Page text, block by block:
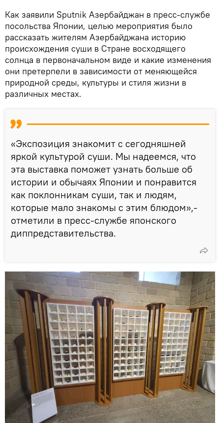
Как заявили Sputnik Азербайджан в пресс-службе
посольства Японии, целью мероприятия было
рассказать жителям Азербайджана историю
происхождения суши в Стране восходящего
солнца в первоначальном виде и какие изменения
они претерпели в зависимости от меняющейся
природной среды, культуры и стиля жизни в
различных местах.
«Экспозиция знакомит с сегодняшней
яркой культурой суши. Мы надеемся, что
эта выставка поможет узнать больше об
истории и обычаях Японии и понравится
как поклонникам суши, так и людям,
которые мало знакомы с этим блюдом»,-
отметили в пресс-службе японского
диппредставительства.